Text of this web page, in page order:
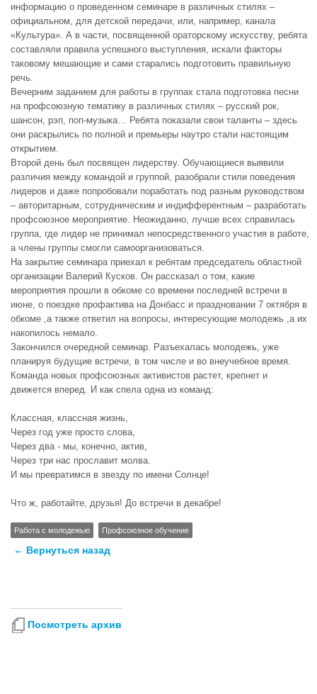
информацию о проведенном семинаре в различных стилях –
официальном, для детской передачи, или, например, канала
«Культура». А в части, посвященной ораторскому искусству, ребята
составляли правила успешного выступления, искали факторы
таковому мешающие и сами старались подготовить правильную
речь.
Вечерним заданием для работы в группах стала подготовка песни
на профсоюзную тематику в различных стилях – русский рок,
шансон, рэп, поп-музыка… Ребята показали свои таланты – здесь
они раскрылись по полной и премьеры наутро стали настоящим
открытием.
Второй день был посвящен лидерству. Обучающиеся выявили
различия между командой и группой, разобрали стили поведения
лидеров и даже попробовали поработать под разным руководством
– авторитарным, сотрудническим и индифферентным – разработать
профсоюзное мероприятие. Неожиданно, лучше всех справилась
группа, где лидер не принимал непосредственного участия в работе,
а члены группы смогли самоорганизоваться.
На закрытие семинара приехал к ребятам председатель областной
организации Валерий Кусков. Он рассказал о том, какие
мероприятия прошли в обкоме со времени последней встречи в
июне, о поездке профактива на Донбасс и праздновании 7 октября в
обкоме ,а также ответил на вопросы, интересующие молодежь ,а их
накопилось немало.
Закончился очередной семинар. Разъехалась молодежь, уже
планируя будущие встречи, в том числе и во внеучебное время.
Команда новых профсоюзных активистов растет, крепнет и
движется вперед. И как спела одна из команд:
Классная, классная жизнь,
Через год уже просто слова,
Через два - мы, конечно, актив,
Через три нас прославит молва.
И мы превратимся в звезду по имени Солнце!
Что ж, работайте, друзья! До встречи в декабре!
Работа с молодежью Профсоюзное обучение
← Вернуться назад
Посмотреть архив